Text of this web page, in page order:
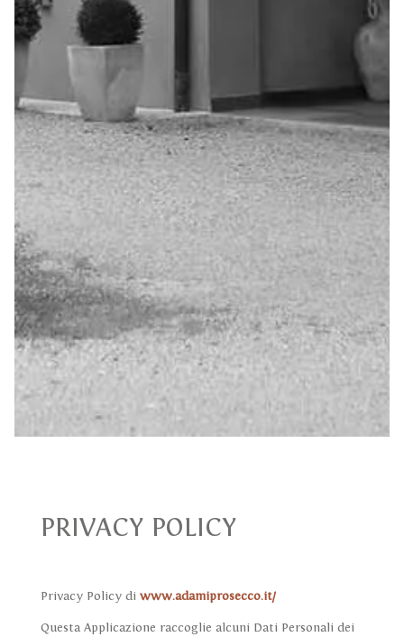
PRIVACY POLICY
Privacy Policy di www.adamiprosecco.it/
Questa Applicazione raccoglie alcuni Dati Personali dei